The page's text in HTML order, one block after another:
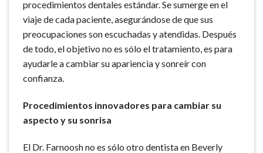
procedimientos dentales estándar. Se sumerge en el
viaje de cada paciente, asegurándose de que sus
preocupaciones son escuchadas y atendidas. Después
de todo, el objetivo no es sólo el tratamiento, es para
ayudarle a cambiar su apariencia y sonreír con
confianza.
Procedimientos innovadores para cambiar su
aspecto y su sonrisa
El Dr. Farnoosh no es sólo otro dentista en Beverly